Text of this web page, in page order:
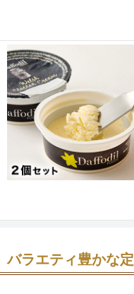
バラエティ豊かな